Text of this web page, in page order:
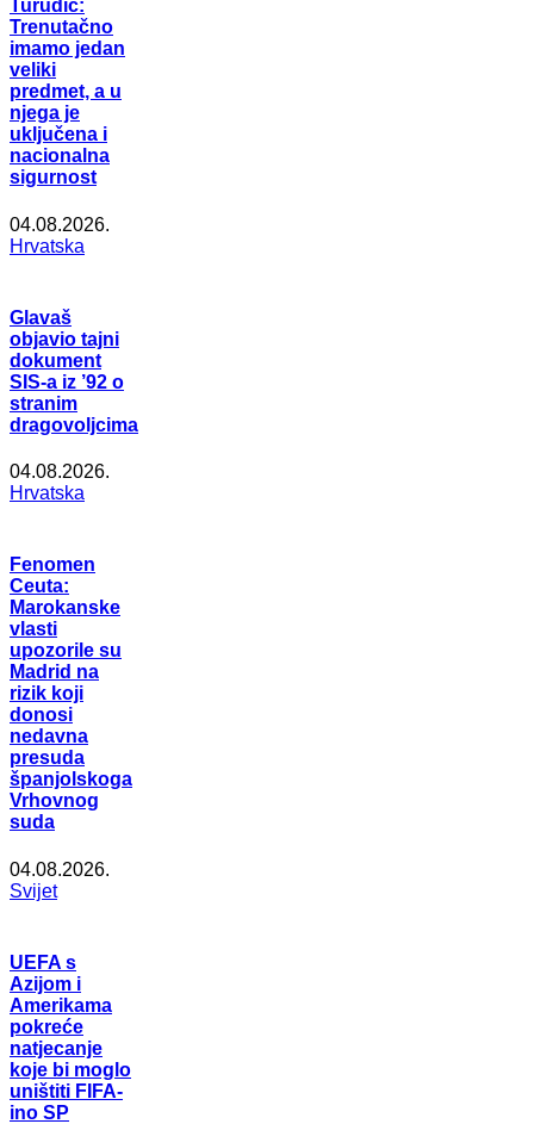
Turudić:
Trenutačno
imamo jedan
veliki
predmet, a u
njega je
uključena i
nacionalna
sigurnost
04.08.2026.
Hrvatska
Glavaš
objavio tajni
dokument
SIS-a iz ’92 o
stranim
dragovoljcima
04.08.2026.
Hrvatska
Fenomen
Ceuta:
Marokanske
vlasti
upozorile su
Madrid na
rizik koji
donosi
nedavna
presuda
španjolskoga
Vrhovnog
suda
04.08.2026.
Svijet
UEFA s
Azijom i
Amerikama
pokreće
natjecanje
koje bi moglo
uništiti FIFA-
ino SP